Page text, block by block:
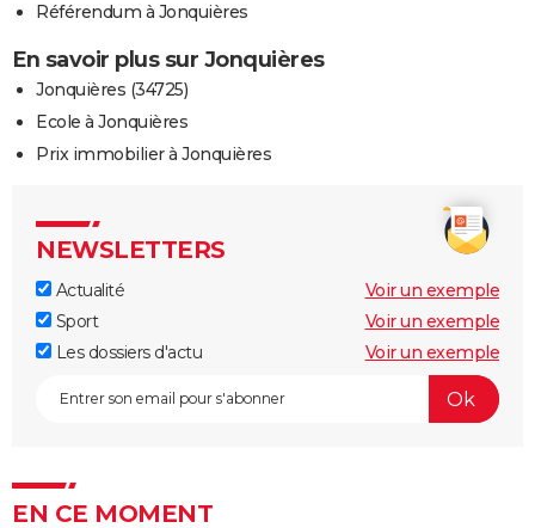
Référendum à Jonquières
En savoir plus sur Jonquières
Jonquières (34725)
Ecole à Jonquières
Prix immobilier à Jonquières
NEWSLETTERS
Actualité
Voir un exemple
Sport
Voir un exemple
Les dossiers d'actu
Voir un exemple
EN CE MOMENT